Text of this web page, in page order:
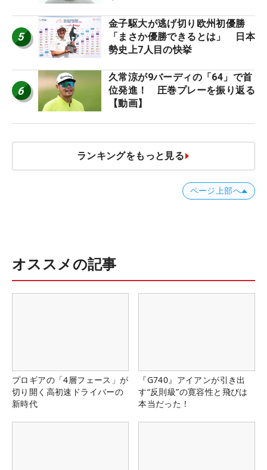
5
金子駆大が逃げ切り欧州初優勝
「まさか優勝できるとは」 日本
勢史上7人目の快挙
6
久常涼が9バーディの「64」で首
位発進！ 圧巻プレーを振り返る
【動画】
ランキングをもっと見る
ページ上部へ
オススメの記事
プロギアの「4層フェース」が
切り開く高初速ドライバーの
新時代
『G740』アイアンが引き出
す“反則級”の寛容性と飛びは
本当だった！